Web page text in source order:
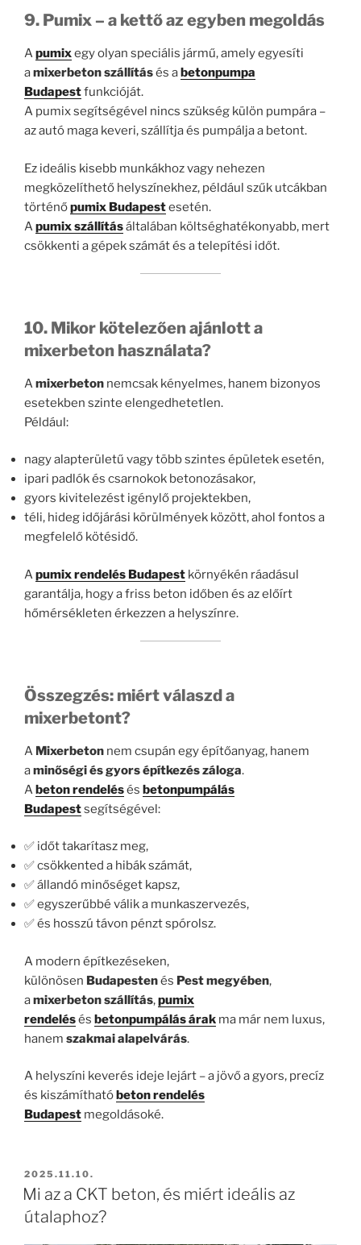
9. Pumix – a kettő az egyben megoldás
Apumixegy olyan speciális jármű, amely egyesíti
amixerbeton szállításés abetonpumpa
Budapestfunkcióját.
A pumix segítségével nincs szükség külön pumpára –
az autó maga keveri, szállítja és pumpálja a betont.
Ez ideális kisebb munkákhoz vagy nehezen
megközelíthető helyszínekhez, például szűk utcákban
történőpumix Budapestesetén.
Apumix szállításáltalában költséghatékonyabb, mert
csökkenti a gépek számát és a telepítési időt.
10. Mikor kötelezően ajánlott a
mixerbeton használata?
Amixerbeton nemcsak kényelmes, hanem bizonyos
esetekben szinte elengedhetetlen.
Például:
nagy alapterületű vagy több szintes épületek esetén,
ipari padlók és csarnokok betonozásakor,
gyors kivitelezést igénylő projektekben,
téli, hideg időjárási körülmények között, ahol fontos a
megfelelő kötésidő.
Apumix rendelés Budapest környékén ráadásul
garantálja, hogy a friss beton időben és az előírt
hőmérsékleten érkezzen a helyszínre.
Összegzés: miért válaszd a
mixerbetont?
A Mixerbeton nem csupán egy építőanyag, hanem
aminőségi és gyors építkezés záloga.
Abeton rendelésés betonpumpálás
Budapestsegítségével:
✅ időt takarítasz meg,
✅ csökkented a hibák számát,
✅ állandó minőséget kapsz,
✅ egyszerűbbé válik a munkaszervezés,
✅ és hosszú távon pénzt spórolsz.
A modern építkezéseken,
különösen Budapestenés Pest megyében,
amixerbeton szállítás,pumix
rendelésés betonpumpálás árak ma már nem luxus,
hanem szakmai alapelvárás.
A helyszíni keverés ideje lejárt – a jövő a gyors, precíz
és kiszámíthatóbeton rendelés
Budapest megoldásoké.
BEKÜLDVE:
2025.11.10.
Mi az a CKT beton, és miért ideális az
útalaphoz?